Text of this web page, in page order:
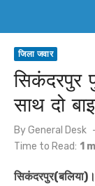
जिला जवार
सिकंदरपुर
साथ दो
ByGeneral Desk
Time to Read: 1
सिकंदरपुर(बलिया)।